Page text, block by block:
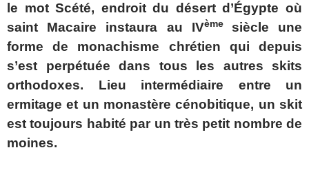
le mot Scété, endroit du désert d’Égypte où
saint Macaire instaura au IVème siècle une
forme de monachisme chrétien qui depuis
s’est perpétuée dans tous les autres skits
orthodoxes. Lieu intermédiaire entre un
ermitage et un monastère cénobitique, un skit
est toujours habité par un très petit nombre de
moines.